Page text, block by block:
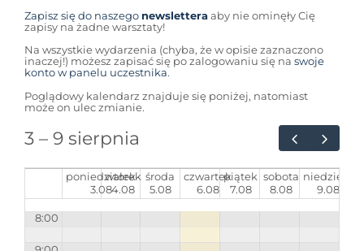
Zapisz się do naszego newslettera aby nie ominęły Cię
zapisy na żadne warsztaty!
Na wszystkie wydarzenia (chyba, że w opisie zaznaczono
inaczej!) możesz zapisać się po zalogowaniu się na swoje
konto w panelu uczestnika.
Poglądowy kalendarz znajduje się poniżej, natomiast
może on ulec zmianie.
3 – 9 sierpnia
poniedziałek
3.08
wtorek
4.08
środa
5.08
czwartek
6.08
piątek
7.08
sobota
8.08
niedziela
9.08
8:00